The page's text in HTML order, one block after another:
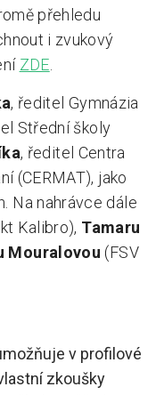
přehledu
i zvukový
ZDE
, ředitel Gymnázia
Střední školy
, ředitel Centra
(CERMAT), jako
Na nahrávce dále
Kalibro), Tamaru
Mouralovou (FSV
v profilové
zkoušky